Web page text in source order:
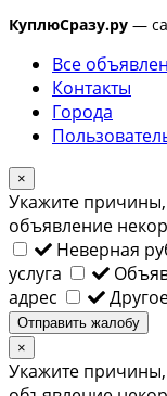
КуплюСразу.ру —
Все
Контакты
Города
×
Укажите
объявление
Неверная
услуга
адрес
Отправить жалобу
×
Укажите